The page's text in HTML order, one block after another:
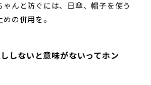
ゃんと防ぐには、日傘、帽子を使う
の併用を。
しないと意味がないってホン